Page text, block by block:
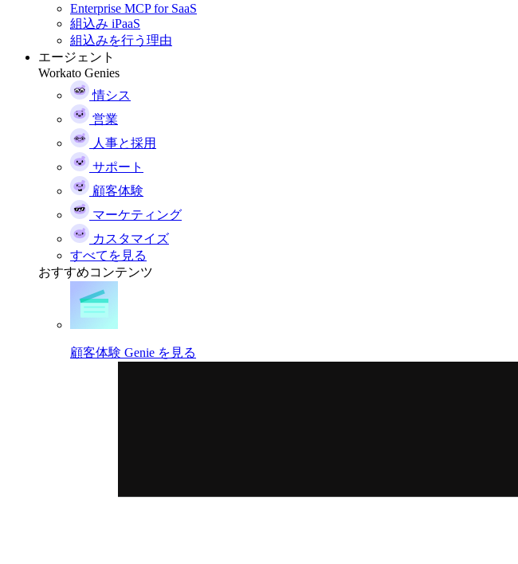
Enterprise MCP for SaaS
組込み iPaaS
組込みを行う理由
エージェント
Workato Genies
情シス
営業
人事と採用
サポート
顧客体験
マーケティング
カスタマイズ
すべてを見る
おすすめコンテンツ
顧客体験 Genie を見る